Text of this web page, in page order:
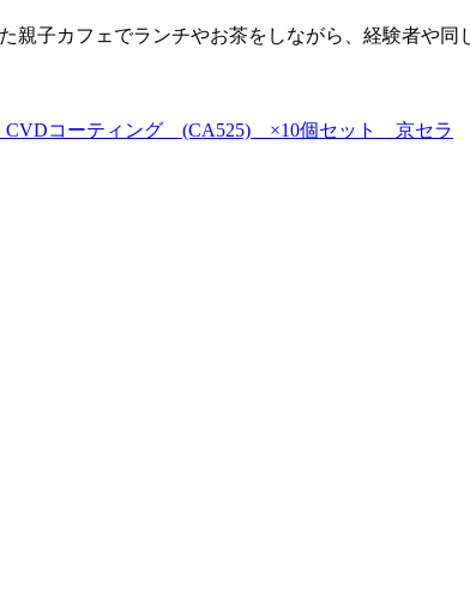
子カフェでランチやお茶をしながら、経験者や同
コーティング (CA525) ×10個セット 京セラ